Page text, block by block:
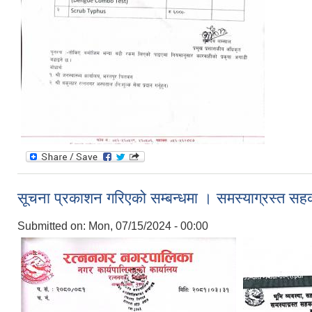
सूचना प्रकाशन गरिएको सम्बन्धमा । समस्याग्रस्त
Submitted on: Mon, 07/15/2024 - 00:00